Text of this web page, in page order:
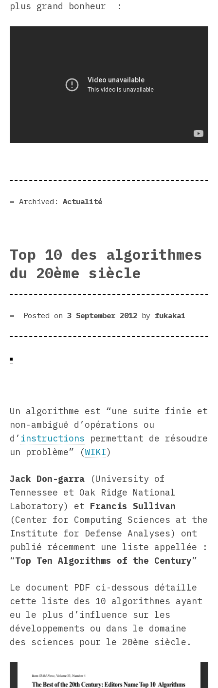
plus grand bonheur :
Archived: Actualité
Top 10 des algorithmes
du 20ème siècle
Posted on 3 September 2012 by fukakai
Un algorithme est “une suite finie et
non-ambiguë d’opérations ou
d’ instructions permettant de résoudre
un problème” (WIKI)
Jack Don-garra (University of
Tennessee et Oak Ridge National
Laboratory) et Francis Sullivan
(Center for Computing Sciences at the
Institute for Defense Analyses) ont
publié récemment une liste appellée :
“Top Ten Algorithms of the Century”
Le document PDF ci-dessous détaille
cette liste des 10 algorithmes ayant
eu le plus d’influence sur les
développements ou dans le domaine
des sciences pour le 20ème siècle.